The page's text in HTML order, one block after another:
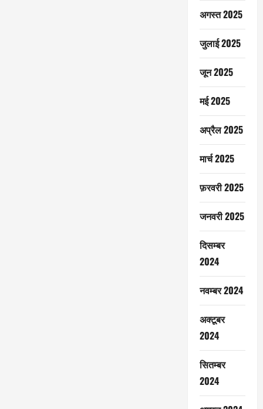
अगस्त 2025
जुलाई 2025
जून 2025
मई 2025
अप्रैल 2025
मार्च 2025
फ़रवरी 2025
जनवरी 2025
दिसम्बर
2024
नवम्बर 2024
अक्टूबर
2024
सितम्बर
2024